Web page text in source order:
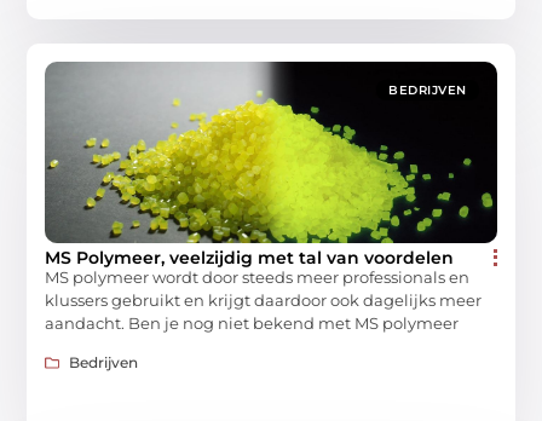
BEDRIJVEN
MS Polymeer, veelzijdig met tal van voordelen
MS polymeer wordt door steeds meer professionals en
klussers gebruikt en krijgt daardoor ook dagelijks meer
aandacht. Ben je nog niet bekend met MS polymeer
Bedrijven